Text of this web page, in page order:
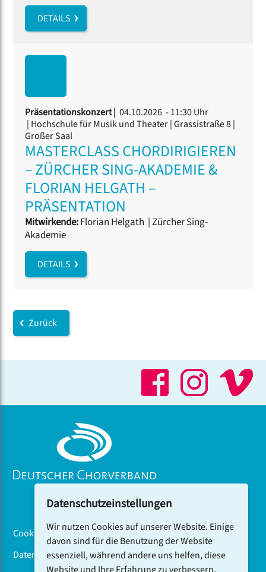
DETAILS
Präsentationskonzert | 04.10.2026 - 11:30 Uhr
| Hochschule für Musik und Theater | Grassistraße 8 |
Großer Saal
MASTERCLASS CHORDIRIGIEREN
– ZÜRCHER SING-AKADEMIE &
FLORIAN HELGATH –
PRÄSENTATION
Mitwirkende:Florian Helgath |Zürcher Sing-
Akademie
DETAILS
Zurück
Cookiebanner
Datenschutz
Datenschutzeinstellungen
Wir nutzen Cookies auf unserer Website. Einige
davon sind für die Benutzung der Website
essenziell, während andere uns helfen, diese